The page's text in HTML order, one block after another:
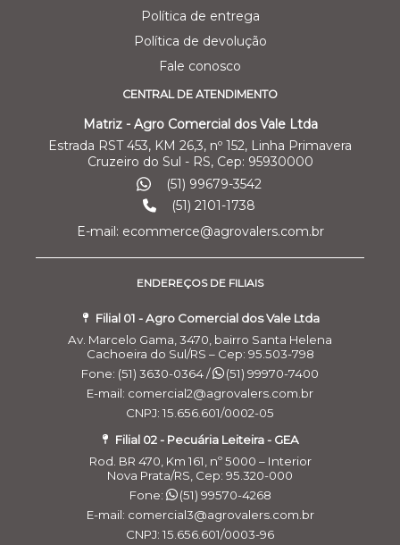
Política de entrega
Política de devolução
Fale conosco
CENTRAL DE ATENDIMENTO
Matriz - Agro Comercial dos Vale Ltda
Estrada RST 453, KM 26,3, nº 152, Linha Primavera
Cruzeiro do Sul - RS, Cep: 95930000
(51) 99679-3542
(51) 2101-1738
E-mail: ecommerce@agrovalers.com.br
ENDEREÇOS DE FILIAIS
Filial 01 - Agro Comercial dos Vale Ltda
Av. Marcelo Gama, 3470, bairro Santa Helena
Cachoeira do Sul/RS – Cep: 95.503-798
Fone: (51) 3630-0364 /
(51) 99970-7400
E-mail: comercial2@agrovalers.com.br
CNPJ: 15.656.601/0002-05
Filial 02 - Pecuária Leiteira - GEA
Rod. BR 470, Km 161, nº 5000 – Interior
Nova Prata/RS, Cep: 95.320-000
Fone:
(51) 99570-4268
E-mail: comercial3@agrovalers.com.br
CNPJ: 15.656.601/0003-96